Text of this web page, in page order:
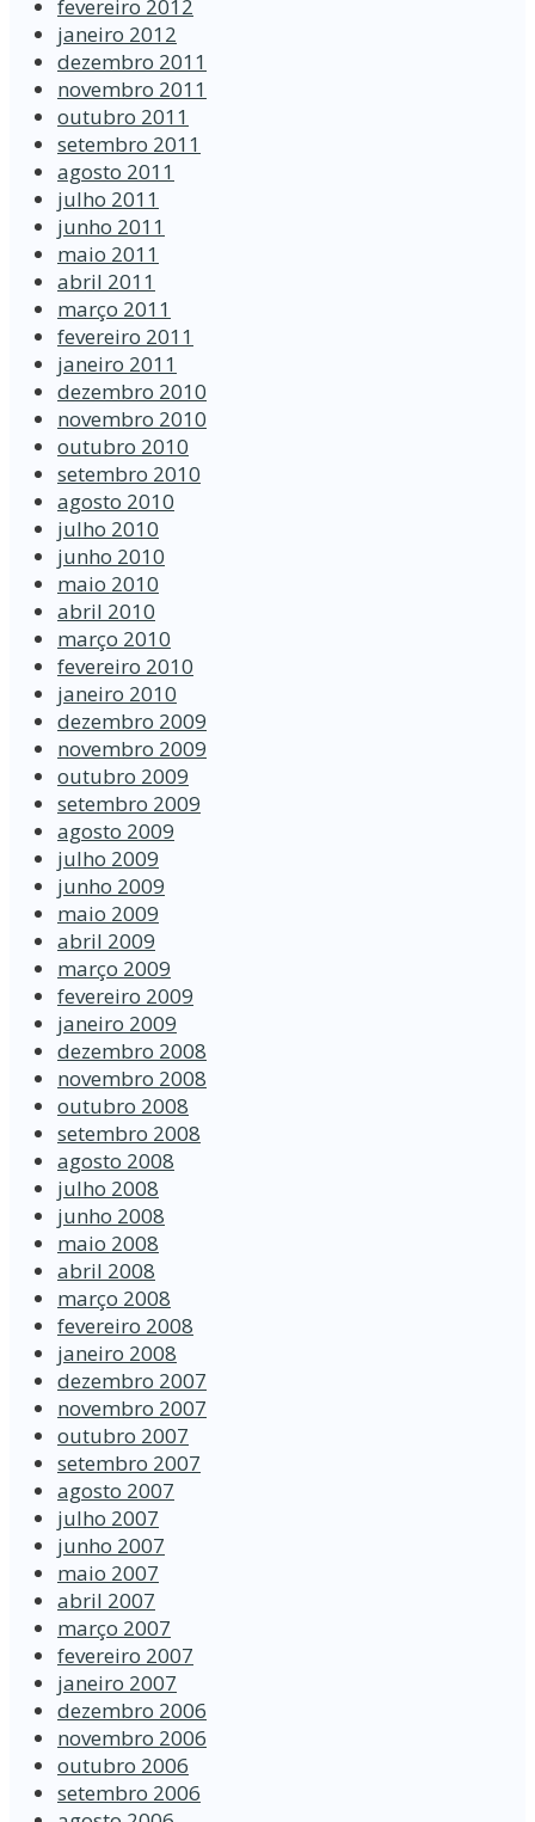
fevereiro 2012
janeiro 2012
dezembro 2011
novembro 2011
outubro 2011
setembro 2011
agosto 2011
julho 2011
junho 2011
maio 2011
abril 2011
março 2011
fevereiro 2011
janeiro 2011
dezembro 2010
novembro 2010
outubro 2010
setembro 2010
agosto 2010
julho 2010
junho 2010
maio 2010
abril 2010
março 2010
fevereiro 2010
janeiro 2010
dezembro 2009
novembro 2009
outubro 2009
setembro 2009
agosto 2009
julho 2009
junho 2009
maio 2009
abril 2009
março 2009
fevereiro 2009
janeiro 2009
dezembro 2008
novembro 2008
outubro 2008
setembro 2008
agosto 2008
julho 2008
junho 2008
maio 2008
abril 2008
março 2008
fevereiro 2008
janeiro 2008
dezembro 2007
novembro 2007
outubro 2007
setembro 2007
agosto 2007
julho 2007
junho 2007
maio 2007
abril 2007
março 2007
fevereiro 2007
janeiro 2007
dezembro 2006
novembro 2006
outubro 2006
setembro 2006